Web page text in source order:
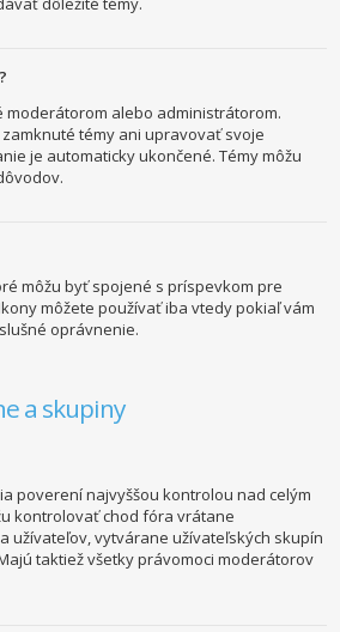
moderátorom alebo administrátorom.
témy ani upravovať svoje
je automaticky ukončené. Témy môžu
môžu byť spojené s príspevkom pre
môžete používať iba vtedy pokiaľ vám
oprávnenie.
a skupiny
poverení najvyššou kontrolou nad celým
kontrolovať chod fóra vrátane
užívateľov, vytvárane užívateľských skupín
taktiež všetky právomoci moderátorov